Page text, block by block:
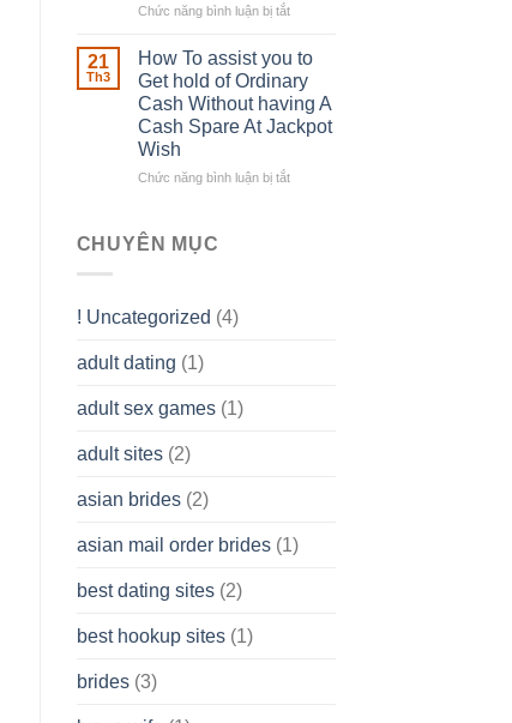
Overall
What
does
Typical
Range
Look
Chức năng bình luận bị tắtở
Basics
a
Limited
Liability
(LLC)
21
Th3
How To assist you to
Get hold of Ordinary
Cash Without having A
Cash Spare At Jackpot
Wish
Chức năng bình luận bị tắtở
Wish
CHUYÊN MỤC
! Uncategorized (4)
adult dating (1)
adult sex games(1)
adult sites(2)
asian brides(2)
asian mail order brides(1)
best dating sites(2)
best hookup sites(1)
brides(3)